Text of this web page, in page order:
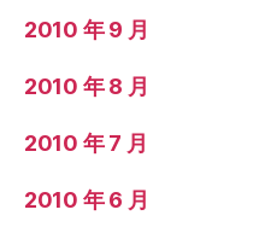
2010 年 9 月
2010 年 8 月
2010 年 7 月
2010 年 6 月